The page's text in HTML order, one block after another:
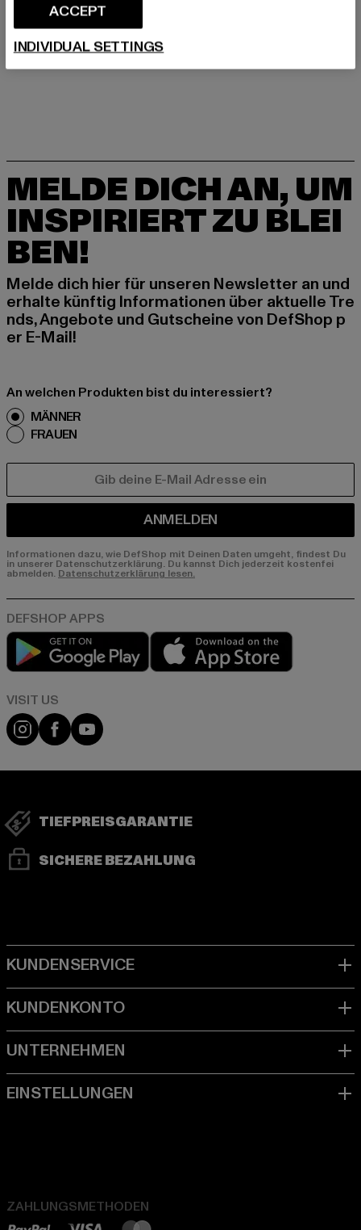
PFLEGEHINWEISE
LIEFERUNG & RÜCKGABE
MELDE DICH AN, UM
INSPIRIERT ZU BLEI
BEN!
Melde dich hier für unseren Newsletter an und
erhalte künftig Informationen über aktuelle Tre
nds, Angebote und Gutscheine von DefShop p
er E-Mail!
An welchen Produkten bist du interessiert?
MÄNNER
FRAUEN
ANMELDEN
Informationen dazu, wie DefShop mit Deinen Daten umgeht, findest Du
in unserer Datenschutzerklärung. Du kannst Dich jederzeit kostenfei
abmelden. Datenschutzerklärung lesen.
Play market
Visit our Instagram page:
Visit our Facebook page:
Visit our YouTube channel:
TIEFPREISGARANTIE
SICHERE BEZAHLUNG
ZAHLUNGSMETHODEN
ACCEPT
INDIVIDUAL SETTINGS